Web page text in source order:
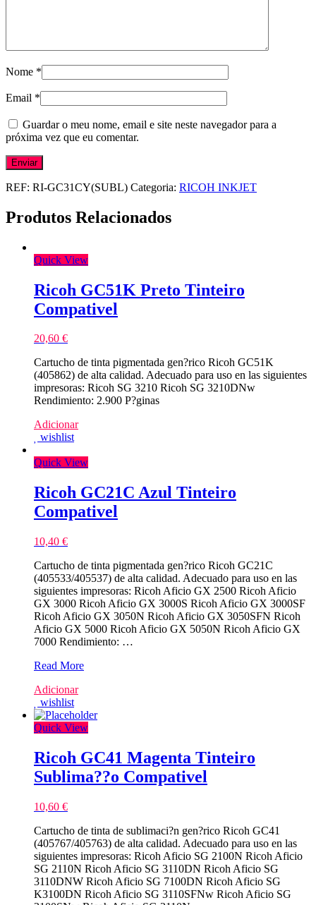
Nome *
Email *
Guardar o meu nome, email e site neste navegador para a
próxima vez que eu comentar.
REF: RI-GC31CY(SUBL) Categoria: RICOH INKJET
Produtos Relacionados
Quick View
Ricoh GC51K Preto Tinteiro
Compativel
20,60 €
Cartucho de tinta pigmentada gen?rico Ricoh GC51K
(405862) de alta calidad. Adecuado para uso en las siguientes
impresoras: Ricoh SG 3210 Ricoh SG 3210DNw
Rendimiento: 2.900 P?ginas
Adicionar
wishlist
Quick View
Ricoh GC21C Azul Tinteiro
Compativel
10,40 €
Cartucho de tinta pigmentada gen?rico Ricoh GC21C
(405533/405537) de alta calidad. Adecuado para uso en las
siguientes impresoras: Ricoh Aficio GX 2500 Ricoh Aficio
GX 3000 Ricoh Aficio GX 3000S Ricoh Aficio GX 3000SF
Ricoh Aficio GX 3050N Ricoh Aficio GX 3050SFN Ricoh
Aficio GX 5000 Ricoh Aficio GX 5050N Ricoh Aficio GX
7000 Rendimiento: …
Ricoh
Azul
Tinteiro
Compativel
Read More
Adicionar
wishlist
Quick View
Ricoh GC41 Magenta Tinteiro
Sublima??o Compativel
10,60 €
Cartucho de tinta de sublimaci?n gen?rico Ricoh GC41
(405767/405763) de alta calidad. Adecuado para uso en las
siguientes impresoras: Ricoh Aficio SG 2100N Ricoh Aficio
SG 2110N Ricoh Aficio SG 3110DN Ricoh Aficio SG
3110DNW Ricoh Aficio SG 7100DN Ricoh Aficio SG
K3100DN Ricoh Aficio SG 3110SFNw Ricoh Aficio SG